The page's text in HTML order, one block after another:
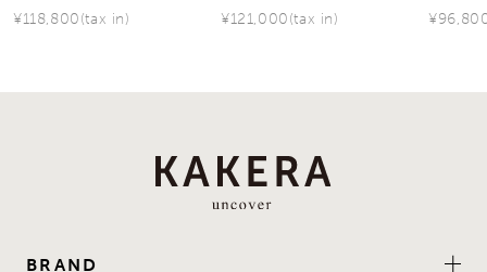
¥118,800(tax in) ¥121,000(tax in)
BRAND